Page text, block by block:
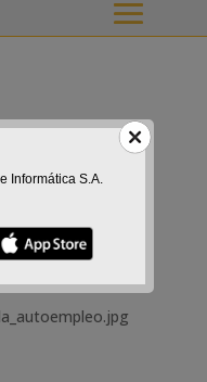
de Turismo de
Informática S.A.